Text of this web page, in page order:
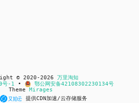
© 2020-2026 万里淘知
号-1 •
鄂公网安备42108302230134号
Theme Mirages
提供CDN加速/云存储服务